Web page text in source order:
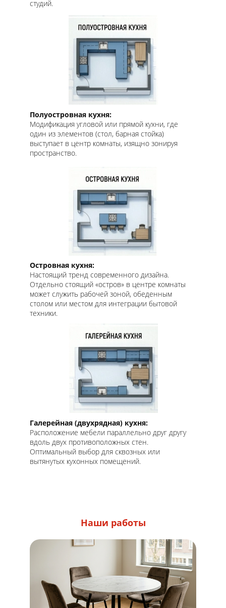
студий.
Полуостровная кухня:
Модификация угловой или прямой кухни, где
один из элементов (стол, барная стойка)
выступает в центр комнаты, изящно зонируя
пространство.
Островная кухня:
Настоящий тренд современного дизайна.
Отдельно стоящий «остров» в центре комнаты
может служить рабочей зоной, обеденным
столом или местом для интеграции бытовой
техники.
Галерейная (двухрядная) кухня:
Расположение мебели параллельно друг другу
вдоль двух противоположных стен.
Оптимальный выбор для сквозных или
вытянутых кухонных помещений.
Наши работы